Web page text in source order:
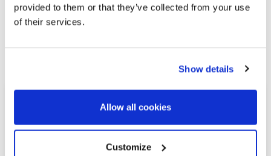
provided to them or that they’ve collected from your use
of their services.
Show details
Allow all cookies
Customize